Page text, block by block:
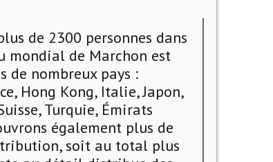
de 2300 personnes dans
mondial de Marchon est
de nombreux pays :
Hong Kong, Italie, Japon,
Turquie, Émirats
également plus de
soit au total plus